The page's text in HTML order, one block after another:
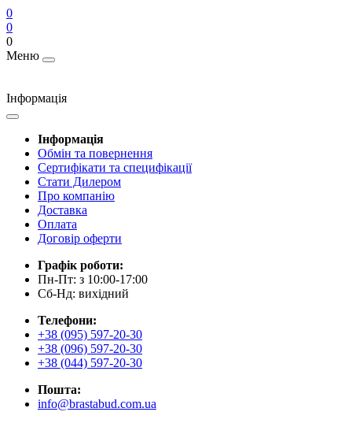
0
0
0
Меню
Інформація
Інформація
Обмін та повернення
Сертифікати та специфікації
Стати Дилером
Про компанію
Доставка
Оплата
Договір оферти
Графік роботи:
Пн-Пт: з 10:00-17:00
Сб-Нд: вихідний
Телефони:
+38 (095) 597-20-30
+38 (096) 597-20-30
+38 (044) 597-20-30
Пошта:
info@brastabud.com.ua